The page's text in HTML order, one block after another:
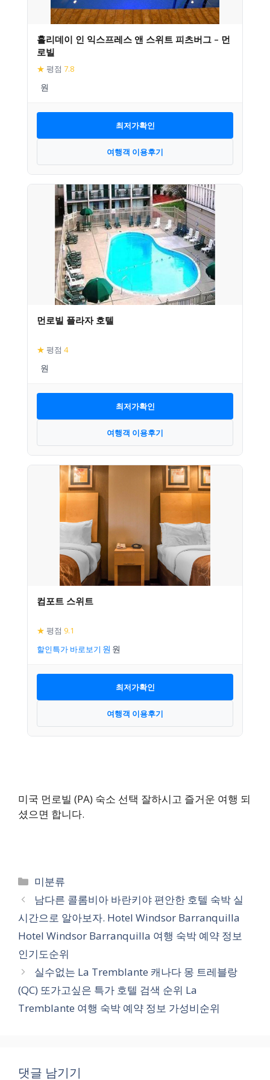
홀리데이 인 익스프레스 앤 스위트 피츠버그 – 먼
로빌
★ 평점 7.8
최저가확인
여행객 이용후기
먼로빌 플라자 호텔
★ 평점 4
최저가확인
여행객 이용후기
컴포트 스위트
★ 평점 9.1
할인특가 바로보기
최저가확인
여행객 이용후기
미국 먼로빌 (PA) 숙소 선택 잘하시고 즐거운 여행 되
셨으면 합니다.
카
테
고
리
미분류
남다른 콜롬비아 바란키야 편안한 호텔 숙박 실
시간으로 알아보자. Hotel Windsor Barranquilla
Hotel Windsor Barranquilla 여행 숙박 예약 정보
인기도순위
실수없는 La Tremblante 캐나다 몽 트레블랑
(QC) 또가고싶은 특가 호텔 검색 순위 La
Tremblante 여행 숙박 예약 정보 가성비순위
댓글 남기기